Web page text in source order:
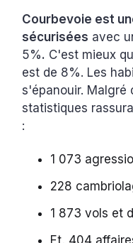
Courbevoie est
sécurisées avec
5%. C'est mieux
est de 8%. Les
s'épanouir. Malgré
statistiques
:
1 073
228
1 873 vols et